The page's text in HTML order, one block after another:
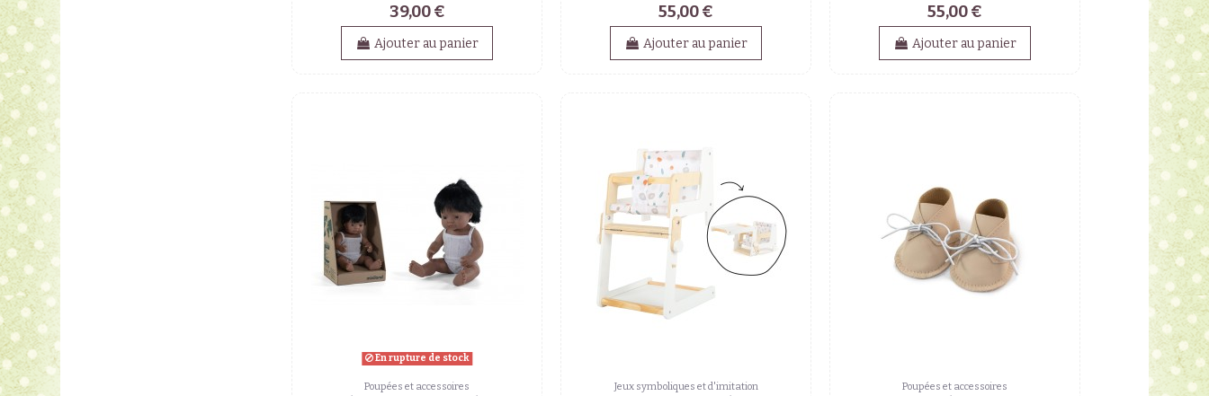
39,00 €
Ajouter au panier
55,00 €
Ajouter au panier
55,00 €
Ajouter au panier
En rupture de stock
Poupées et accessoires Jeux symboliques et d'imitation Poupées et accessoires